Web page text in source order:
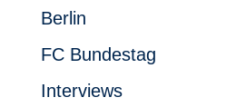
Berlin
FC Bundestag
Interviews